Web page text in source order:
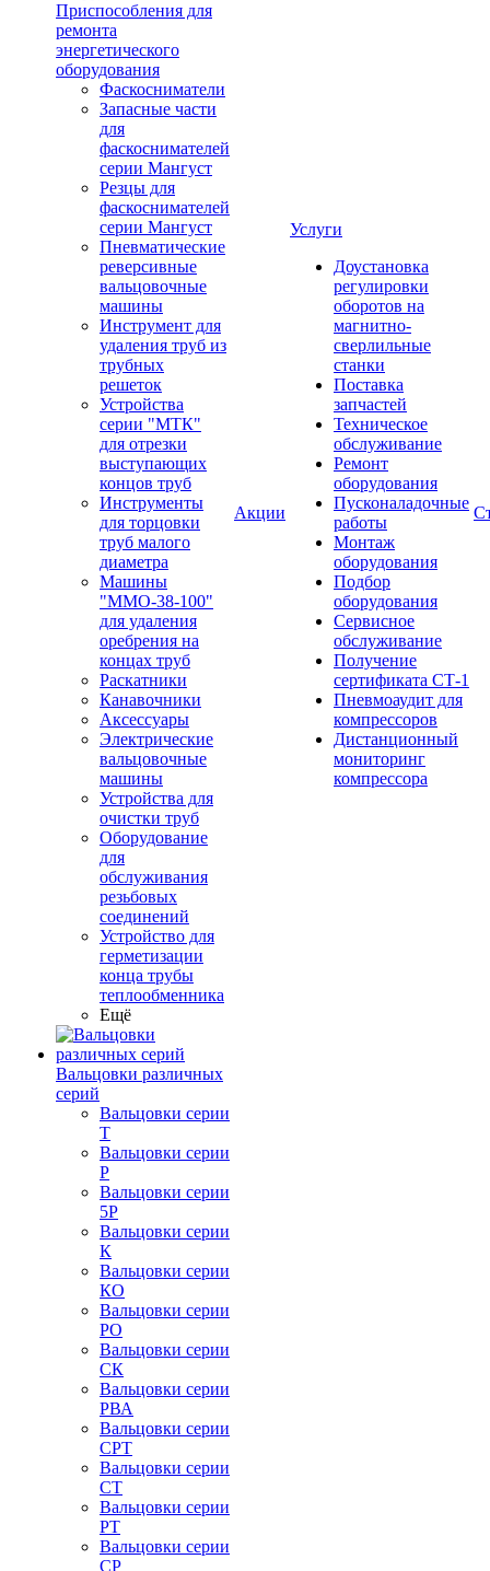
Приспособления для
ремонта
энергетического
оборудования
Фаскосниматели
Запасные части
для
фаскоснимателей
серии Мангуст
Резцы для
фаскоснимателей
серии Мангуст
Пневматические
реверсивные
вальцовочные
машины
Инструмент для
удаления труб из
трубных
решеток
Устройства
серии "МТК"
для отрезки
выступающих
концов труб
Инструменты
для торцовки
труб малого
диаметра
Машины
"ММО-38-100"
для удаления
оребрения на
концах труб
Раскатники
Канавочники
Аксессуары
Электрические
вальцовочные
машины
Устройства для
очистки труб
Оборудование
для
обслуживания
резьбовых
соединений
Устройство для
герметизации
конца трубы
теплообменника
Ещё
Вальцовки различных
серий
Вальцовки серии
Т
Вальцовки серии
Р
Вальцовки серии
5Р
Вальцовки серии
К
Вальцовки серии
КО
Вальцовки серии
РО
Вальцовки серии
СК
Вальцовки серии
РВА
Вальцовки серии
СРТ
Вальцовки серии
СТ
Вальцовки серии
РТ
Вальцовки серии
СР
Акции
Услуги
Доустановка
регулировки
оборотов на
магнитно-
сверлильные
станки
Поставка
запчастей
Техническое
обслуживание
Ремонт
оборудования
Пусконаладочные
работы
Монтаж
оборудования
Подбор
оборудования
Сервисное
обслуживание
Получение
сертификата СТ-1
Пневмоаудит для
компрессоров
Дистанционный
мониторинг
компрессора